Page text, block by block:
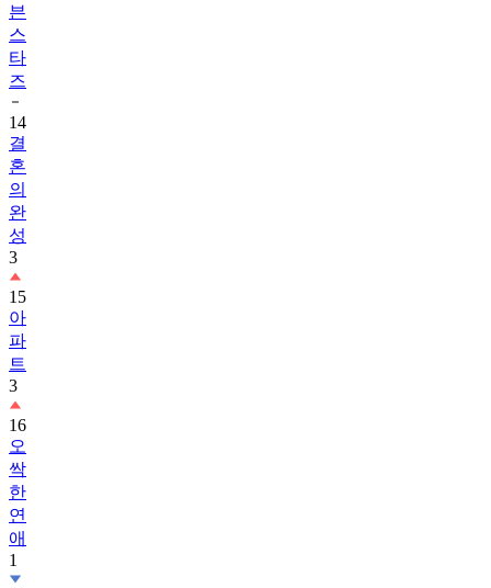
븐
스
타
즈
14
결
혼
의
완
성
3
15
아
파
트
3
16
오
싹
한
연
애
1